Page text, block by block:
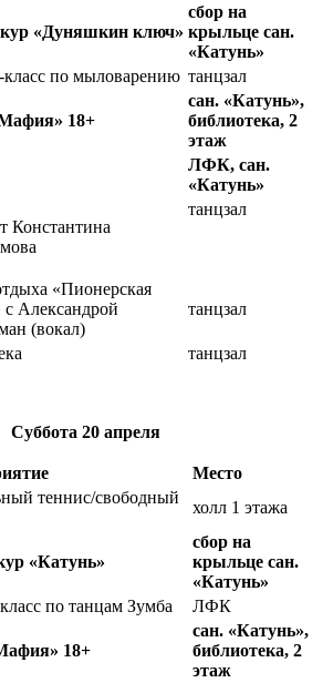
«Дуняшкин ключ»
сбор на
крыльце сан.
«Катунь»
класс по мыловарению танцзал
18+
сан. «Катунь»,
библиотека, 2
этаж
ЛФК, сан.
«Катунь»
Константина
танцзал
«Пионерская
с Александрой
(вокал)
танцзал
танцзал
Суббота 20 апреля
Место
теннис/свободный
холл 1 этажа
«Катунь»
сбор на
крыльце сан.
«Катунь»
по танцам Зумба ЛФК
18+
сан. «Катунь»,
библиотека, 2
этаж